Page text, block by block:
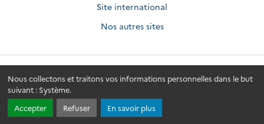
Nous collectons et traitons vos informations personnelles dans le but
suivant : Système.
Accepter
Refuser En savoir plus
Site international
Nos autres sites
Andra.fr © 2026 - Andra. Tous droits réservés.